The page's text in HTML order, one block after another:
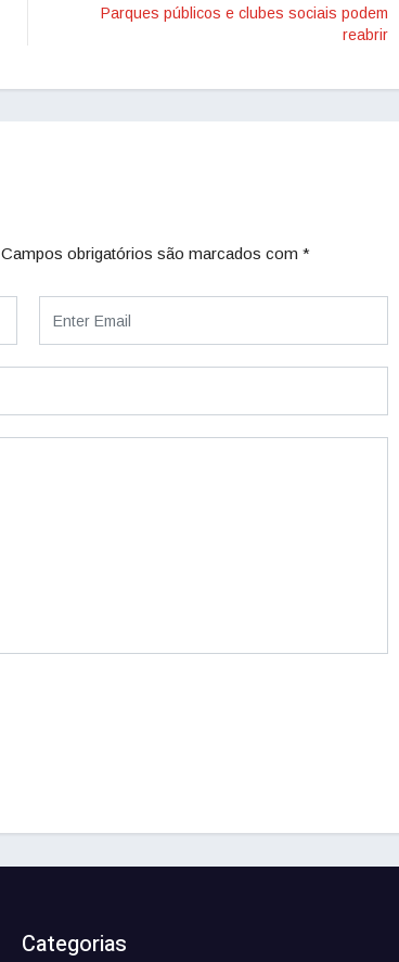
Parques públicos e clubes sociais podem
reabrir
Campos obrigatórios são marcados com *
Categorias